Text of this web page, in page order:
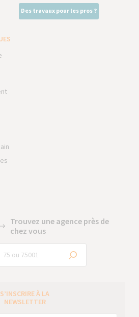
Des travaux pour les pros ?
Trouvez une agence près de
chez vous
S’INSCRIRE À LA
NEWSLETTER